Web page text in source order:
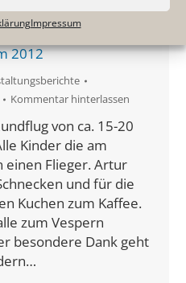
Impressum
2012
Kommentar hinterlassen
von ca. 15-20
Kinder die am
einen Flieger. Artur
und für die
Kuchen zum Kaffee.
zum Vespern
besondere Dank geht